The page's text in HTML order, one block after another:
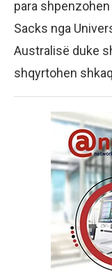
para
Sacks nga
Australisë duke
shqyrtohen